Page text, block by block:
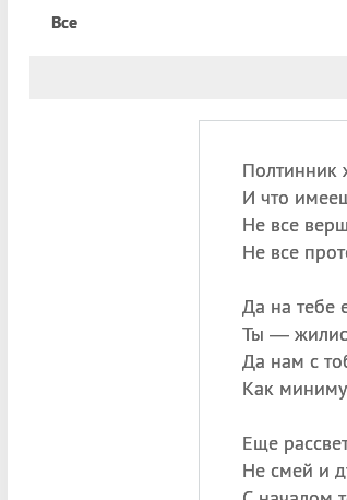
Все
Полтинник
И что
Не все
Не все
Да на тебе
Ты —
Да нам с
Как
Еще
Не смей и